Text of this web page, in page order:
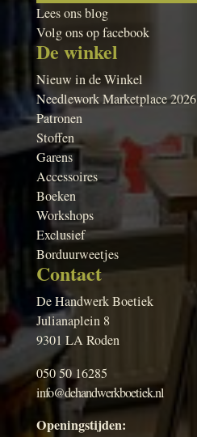
Lees ons blog
Volg ons op facebook
De winkel
Nieuw in de Winkel
Needlework Marketplace 2026
Patronen
Stoffen
Garens
Accessoires
Boeken
Workshops
Exclusief
Borduurweetjes
Contact
De Handwerk Boetiek
Julianaplein 8
9301 LA Roden
050 50 16285
info@dehandwerkboetiek.nl
Openingstijden: